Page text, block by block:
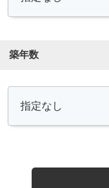
築年数